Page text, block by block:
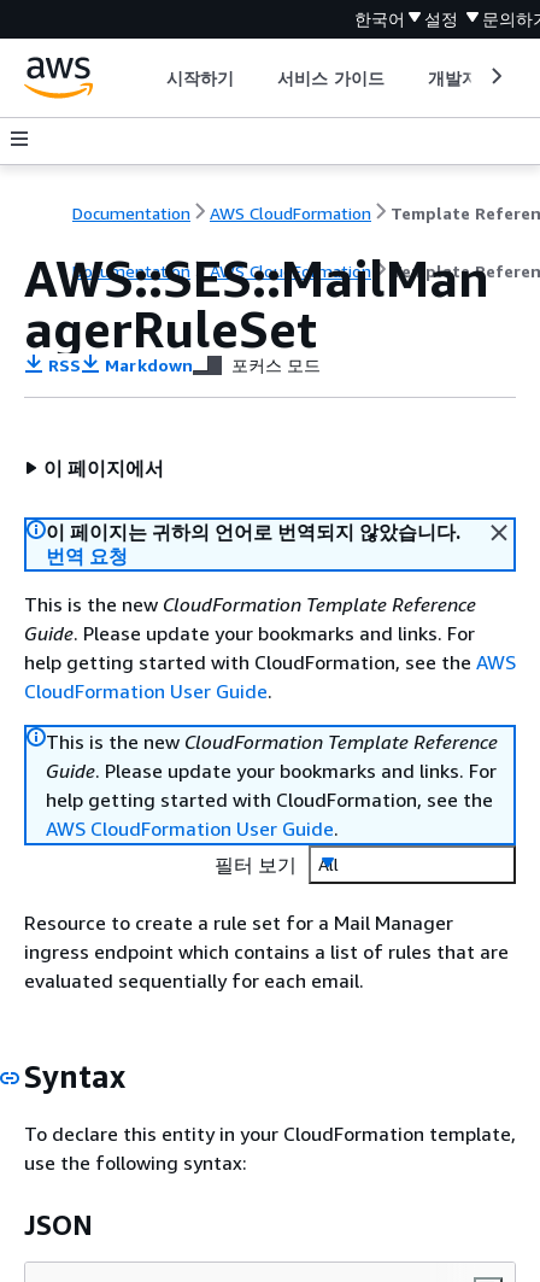
한국어 설정 문의하
시작하기 서비스 가이드 개발자 도구
Documentation AWS CloudFormation Template
Documentation AWS CloudFormation Template
AWS::SES::MailMan
agerRuleSet
RSS Markdown 포커스 모드
이 페이지에서
이 페이지는 귀하의 언어로 번역되지 않았습니다.
번역 요청
This is the new CloudFormation Template Reference
Guide. Please update your bookmarks and links. For
help getting started with CloudFormation, see the AWS
CloudFormation User Guide.
This is the new CloudFormation Template Reference
Guide. Please update your bookmarks and links. For
help getting started with CloudFormation, see the
AWS CloudFormation User Guide.
필터 보기
All
Resource to create a rule set for a Mail Manager
ingress endpoint which contains a list of rules that are
evaluated sequentially for each email.
Syntax
To declare this entity in your CloudFormation template,
use the following syntax:
JSON